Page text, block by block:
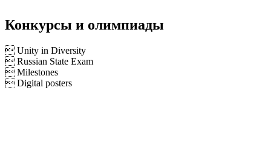
Конкурсы и олимпиады
 Unity in Diversity
 Russian State Exam
 Milestones
 Digital posters